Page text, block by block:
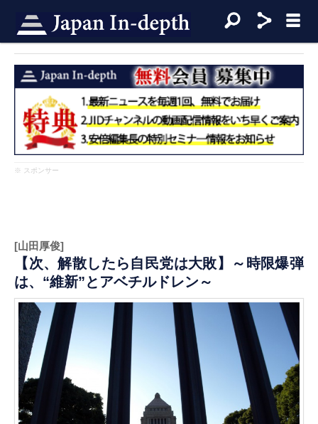
※ スポンサー
[山田厚俊]
【次、解散したら自民党は大敗】～時限爆弾
は、“維新”とアベチルドレン～